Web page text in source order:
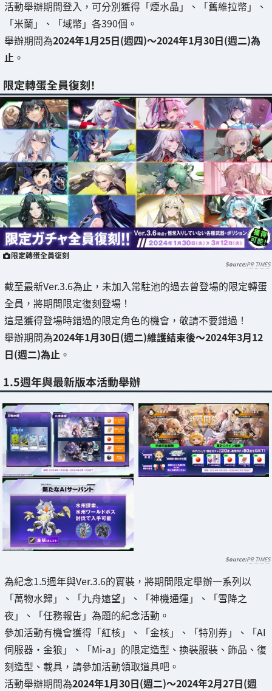
活動舉辦期間登入，可分別獲得「煙水晶」、「舊維拉幣」、
「米蘭」、「域幣」各390個。
舉辦期間為2024年1月25日(週四)～2024年1月30日(週二)為
止 。
限定轉蛋全員復刻！
限定轉蛋全員復刻
PR TIMES
截至最新Ver.3.6為止，未加入常駐池的過去曾登場的限定轉蛋
全員，將期間限定復刻登場！
這是獲得登場時錯過的限定角色的機會，敬請不要錯過！
舉辦期間為2024年1月30日(週二)維護結束後～2024年3月12
日(週二)為止 。
1.5週年與最新版本活動舉辦
PR TIMES
為紀念1.5週年與Ver.3.6的實裝，將期間限定舉辦一系列以
「萬物水歸」、「九舟遠望」、「神機通運」、「雪降之
夜」、「任務報告」為題的紀念活動。
參加活動有機會獲得「紅核」、「金核」、「特別券」、「AI
伺服器·金狼」、「Mi-a」的限定造型、換裝服裝、飾品、復
刻造型、載具，請參加活動領取道具吧。
活動舉辦期間為2024年1月30日(週二)～2024年2月27日(週